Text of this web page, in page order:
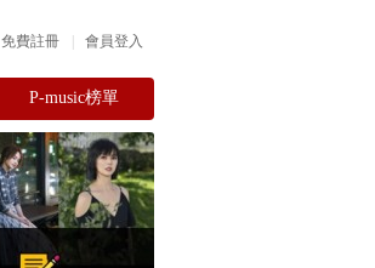
會員登入
免費註冊
P-music榜單